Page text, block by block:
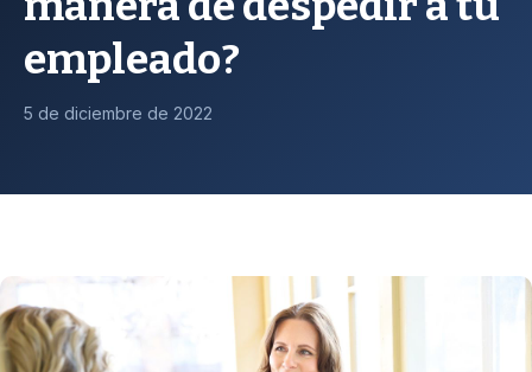
empleado?
5 de diciembre de 2022